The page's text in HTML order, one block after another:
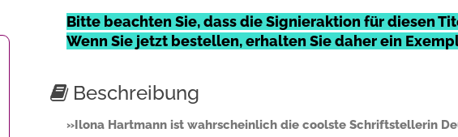
Bitte beachten Sie, dass die Signieraktion für diesen
Wenn Sie jetzt bestellen, erhalten Sie daher ein
Beschreibung
»Ilona Hartmann ist wahrscheinlich die coolste Schriftstellerin